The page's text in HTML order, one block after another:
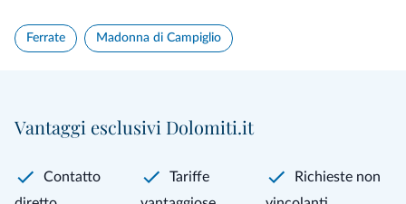
Ferrate Madonna di Campiglio
Vantaggi esclusivi Dolomiti.it
Contatto
Tariffe
Richieste non